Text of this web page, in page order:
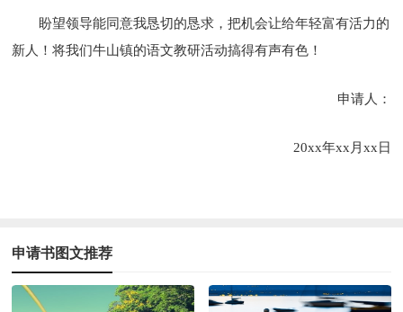
盼望领导能同意我恳切的恳求，把机会让给年轻富有活力的
新人！将我们牛山镇的语文教研活动搞得有声有色！
申请人：
20xx年xx月xx日
申请书图文推荐